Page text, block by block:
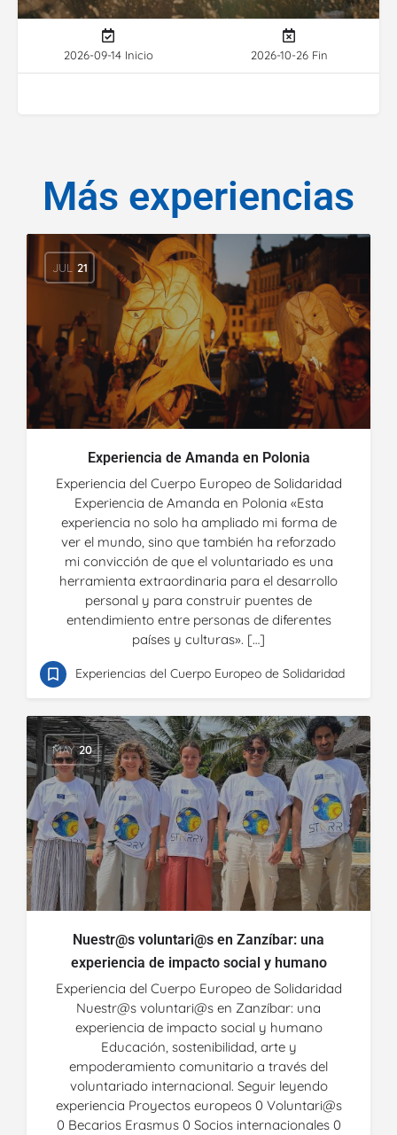
2026-09-14 Inicio 2026-10-26 Fin
Más experiencias
JUL 21
Experiencia de Amanda en Polonia
Experiencia del Cuerpo Europeo de Solidaridad
Experiencia de Amanda en Polonia «Esta
experiencia no solo ha ampliado mi forma de
ver el mundo, sino que también ha reforzado
mi convicción de que el voluntariado es una
herramienta extraordinaria para el desarrollo
personal y para construir puentes de
entendimiento entre personas de diferentes
países y culturas». […]
Experiencias del Cuerpo Europeo de Solidaridad
MAY 20
Nuestr@s voluntari@s en Zanzíbar: una
experiencia de impacto social y humano
Experiencia del Cuerpo Europeo de Solidaridad
Nuestr@s voluntari@s en Zanzíbar: una
experiencia de impacto social y humano
Educación, sostenibilidad, arte y
empoderamiento comunitario a través del
voluntariado internacional. Seguir leyendo
experiencia Proyectos europeos 0 Voluntari@s
0 Becarios Erasmus 0 Socios internacionales 0